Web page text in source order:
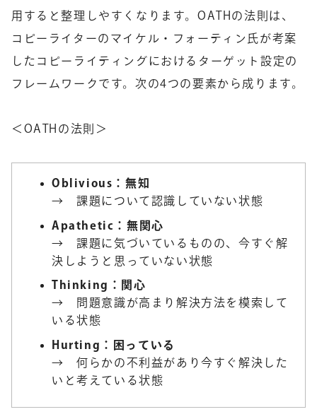
用すると整理しやすくなります。OATHの法則は、
コピーライターのマイケル・フォーティン氏が考案
したコピーライティングにおけるターゲット設定の
フレームワークです。次の4つの要素から成ります。
＜OATHの法則＞
Oblivious：無知
→ 課題について認識していない状態
Apathetic：無関心
→ 課題に気づいているものの、今すぐ解
決しようと思っていない状態
Thinking：関心
→ 問題意識が高まり解決方法を模索して
いる状態
Hurting：困っている
→ 何らかの不利益があり今すぐ解決した
いと考えている状態